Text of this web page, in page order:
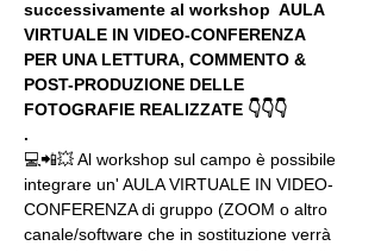
successivamente al workshop  AULA
VIRTUALE IN VIDEO-CONFERENZA
PER UNA LETTURA, COMMENTO &
POST-PRODUZIONE DELLE
FOTOGRAFIE REALIZZATE 👇👇👇
.
💻📲💥 Al workshop sul campo è possibile
integrare un' AULA VIRTUALE IN VIDEO-
CONFERENZA di gruppo (ZOOM o altro
canale/software che in sostituzione verrà